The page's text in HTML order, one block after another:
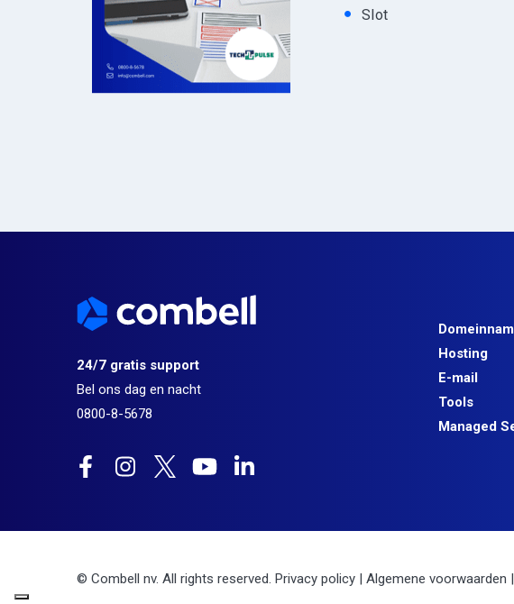
Slot
24/7 gratis support
Bel ons dag en nacht
0800-8-5678
Hosting
E-mail
Tools
Managed
© Combell nv. All rights reserved.Privacy policy |Algemene voorwaarden